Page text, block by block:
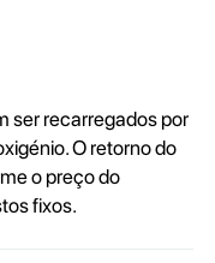
ser recarregados por
O retorno do
o preço do
fixos.